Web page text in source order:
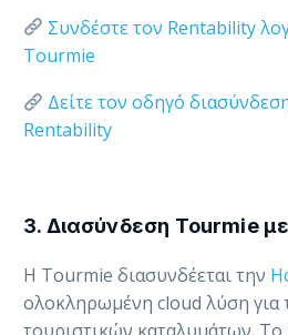
Συνδέστε τον Rentability
Tourmie
Δείτε τον οδηγό
Rentability
3. Διασύνδεση Tourmie
Η Tourmie διασυνδέεται την
ολοκληρωμένη cloud λύση για